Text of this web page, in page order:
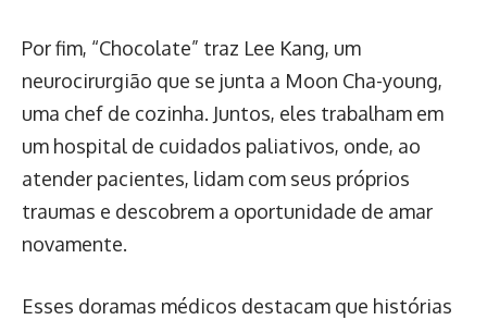
Por fim, “Chocolate” traz Lee Kang, um
neurocirurgião que se junta a Moon Cha-young,
uma chef de cozinha. Juntos, eles trabalham em
um hospital de cuidados paliativos, onde, ao
atender pacientes, lidam com seus próprios
traumas e descobrem a oportunidade de amar
novamente.
Esses doramas médicos destacam que histórias